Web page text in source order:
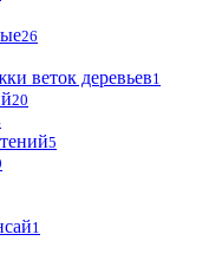
26
веток деревьев1
20
5
1